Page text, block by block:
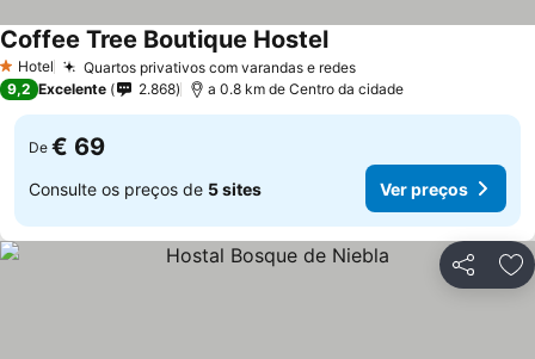
1 Estrelas
Hotel Quartos privativos com varandas e redes
Coffee Tree Boutique Hostel
9,2 Excelente 2.868 a 0.8 km de Centro da cidade
De € 69
Consulte os preços de 5 sites Ver preços
Partilhar